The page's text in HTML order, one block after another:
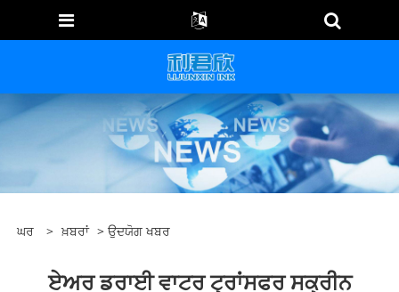
ਘਰ > ਖ਼ਬਰਾਂ > ਉਦਯੋਗ ਖਬਰ
ਏਅਰ ਡਰਾਈ ਵਾਟਰ ਟ੍ਰਾਂਸਫਰ ਸਕ੍ਰੀਨ